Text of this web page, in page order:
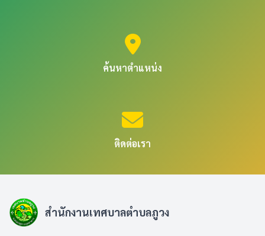
ค้นหาตำแหน่ง
ติดต่อเรา
สำนักงานเทศบาลตำบลภูวง